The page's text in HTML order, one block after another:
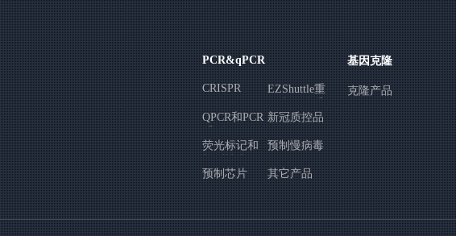
PCR&qPCR
CRISPR
EZShuttle重
组克隆体系
QPCR和PCR
系列
新冠质控品
荧光标记和
检测技术
预制慢病毒
预制芯片 其它产品
基因克隆
克隆产品